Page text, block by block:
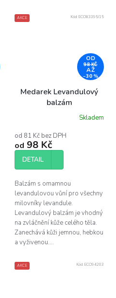
AKCE
OD
98 KČ
AŽ
–30 %
Medarek Levandulový
balzám
produktu
je
5,0
5
Skladem
od 81 Kč bez DPH
od 98 Kč
DETAIL
Balzám s omamnou
levandulovou vůní pro všechny
milovníky levandule.
Levandulový balzám je vhodný
na zvláčnění kůže celého těla.
Zanechává kůži jemnou, hebkou
a vyživenou....
Kód: ECO83395/15
AKCE Kód: ECO94203